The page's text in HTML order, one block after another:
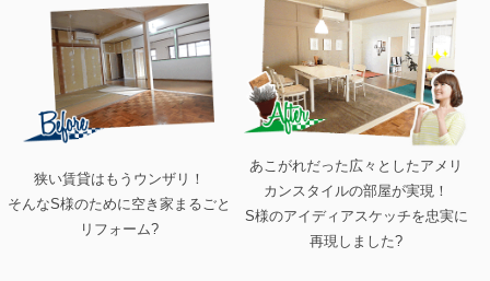
狭い賃貸はもうウンザリ！
そんなS様のために空き家まるごと
リフォーム?
あこがれだった広々としたアメリ
カンスタイルの部屋が実現！
S様のアイディアスケッチを忠実に
再現しました?